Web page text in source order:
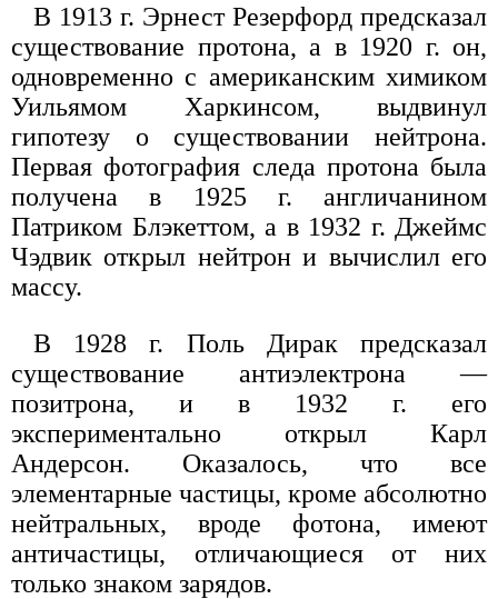
В 1913 г. Эрнест Резерфорд предсказал
существование протона, а в 1920 г. он,
одновременно с американским химиком
Уильямом Харкинсом, выдвинул
гипотезу о существовании нейтрона.
Первая фотография следа протона была
получена в 1925 г. англичанином
Патриком Блэкеттом, а в 1932 г. Джеймс
Чэдвик открыл нейтрон и вычислил его
массу.
В 1928 г. Поль Дирак предсказал
существование антиэлектрона —
позитрона, и в 1932 г. его
экспериментально открыл Карл
Андерсон. Оказалось, что все
элементарные частицы, кроме абсолютно
нейтральных, вроде фотона, имеют
античастицы, отличающиеся от них
только знаком зарядов.